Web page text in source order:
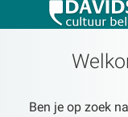
Ben je op zoek